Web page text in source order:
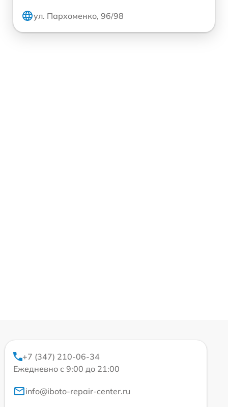
ул. Пархоменко, 96/98
+7 (347) 210-06-34
Ежедневно с 9:00 до 21:00
info@iboto-repair-center.ru